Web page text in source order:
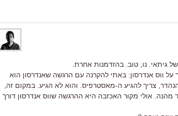
על ווס אנדרסון: באתי להקרנה עם הרגשה שאנדרסון הוא
צריך להגיע ה-מאסטרפיס. והוא לא הגיע. במקום זה,
מהנה. אולי מקור האכזבה היא ההרגשה שווס אנדרסון דורך